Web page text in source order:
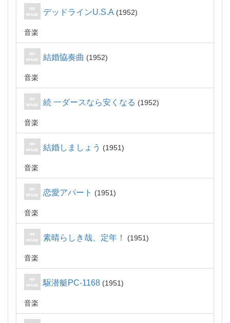
デッドラインU.S.A 1952
音楽
結婚協奏曲 1952
音楽
続 一ダースなら安くなる 1952
音楽
結婚しましょう 1951
音楽
恋愛アパート 1951
音楽
素晴らしき哉、定年！ 1951
音楽
駆潜艇PC-1168 1951
音楽